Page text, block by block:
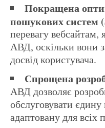
Покращена оптимізація для
пошукових систем
перевагу вебсайтам,
АВД, оскільки вони
досвід користувача.
Спрощена
АВД дозволяє
обслуговувати
адаптовану для всіх